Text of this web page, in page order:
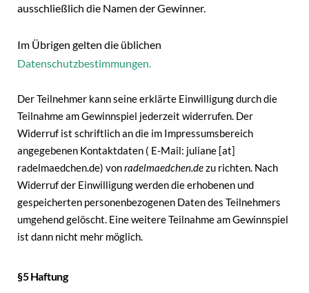
ausschließlich die Namen der Gewinner.
Im Übrigen gelten die üblichen
Datenschutzbestimmungen.
Der Teilnehmer kann seine erklärte Einwilligung durch die
Teilnahme am Gewinnspiel jederzeit widerrufen. Der
Widerruf ist schriftlich an die im Impressumsbereich
angegebenen Kontaktdaten ( E-Mail: juliane [at]
radelmaedchen.de) vonradelmaedchen.dezu richten. Nach
Widerruf der Einwilligung werden die erhobenen und
gespeicherten personenbezogenen Daten des Teilnehmers
umgehend gelöscht. Eine weitere Teilnahme am Gewinnspiel
ist dann nicht mehr möglich.
§5 Haftung